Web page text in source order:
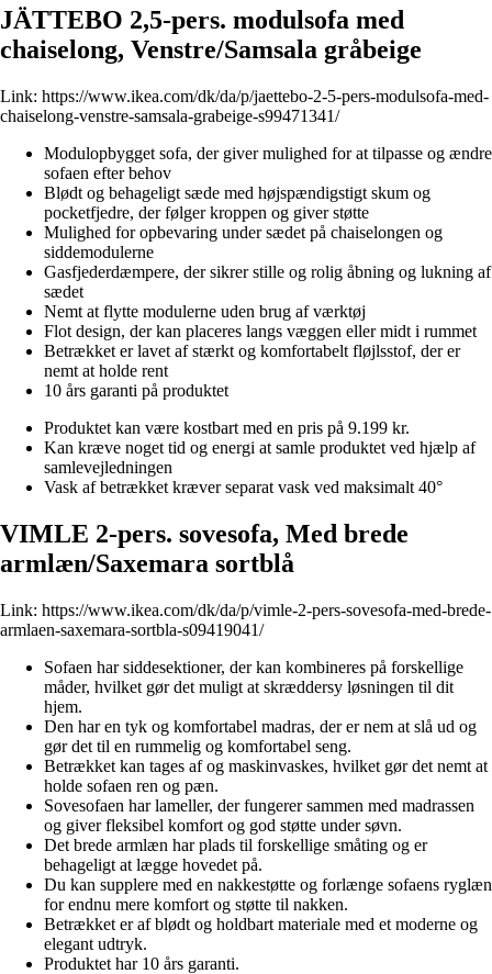
JÄTTEBO 2,5-pers. modulsofa med
chaiselong, Venstre/Samsala gråbeige
Link: https://www.ikea.com/dk/da/p/jaettebo-2-5-pers-modulsofa-med-
chaiselong-venstre-samsala-grabeige-s99471341/
Modulopbygget sofa, der giver mulighed for at tilpasse og ændre
sofaen efter behov
Blødt og behageligt sæde med højspændigstigt skum og
pocketfjedre, der følger kroppen og giver støtte
Mulighed for opbevaring under sædet på chaiselongen og
siddemodulerne
Gasfjederdæmpere, der sikrer stille og rolig åbning og lukning af
sædet
Nemt at flytte modulerne uden brug af værktøj
Flot design, der kan placeres langs væggen eller midt i rummet
Betrækket er lavet af stærkt og komfortabelt fløjlsstof, der er
nemt at holde rent
10 års garanti på produktet
Produktet kan være kostbart med en pris på 9.199 kr.
Kan kræve noget tid og energi at samle produktet ved hjælp af
samlevejledningen
Vask af betrækket kræver separat vask ved maksimalt 40°
VIMLE 2-pers. sovesofa, Med brede
armlæn/Saxemara sortblå
Link: https://www.ikea.com/dk/da/p/vimle-2-pers-sovesofa-med-brede-
armlaen-saxemara-sortbla-s09419041/
Sofaen har siddesektioner, der kan kombineres på forskellige
måder, hvilket gør det muligt at skræddersy løsningen til dit
hjem.
Den har en tyk og komfortabel madras, der er nem at slå ud og
gør det til en rummelig og komfortabel seng.
Betrækket kan tages af og maskinvaskes, hvilket gør det nemt at
holde sofaen ren og pæn.
Sovesofaen har lameller, der fungerer sammen med madrassen
og giver fleksibel komfort og god støtte under søvn.
Det brede armlæn har plads til forskellige småting og er
behageligt at lægge hovedet på.
Du kan supplere med en nakkestøtte og forlænge sofaens ryglæn
for endnu mere komfort og støtte til nakken.
Betrækket er af blødt og holdbart materiale med et moderne og
elegant udtryk.
Produktet har 10 års garanti.